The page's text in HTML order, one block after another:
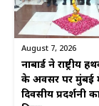
August 7, 2026
नाबार्ड ने राष्ट्रीय
के अवसर पर मुंबई
दिवसीय प्रदर्शनी